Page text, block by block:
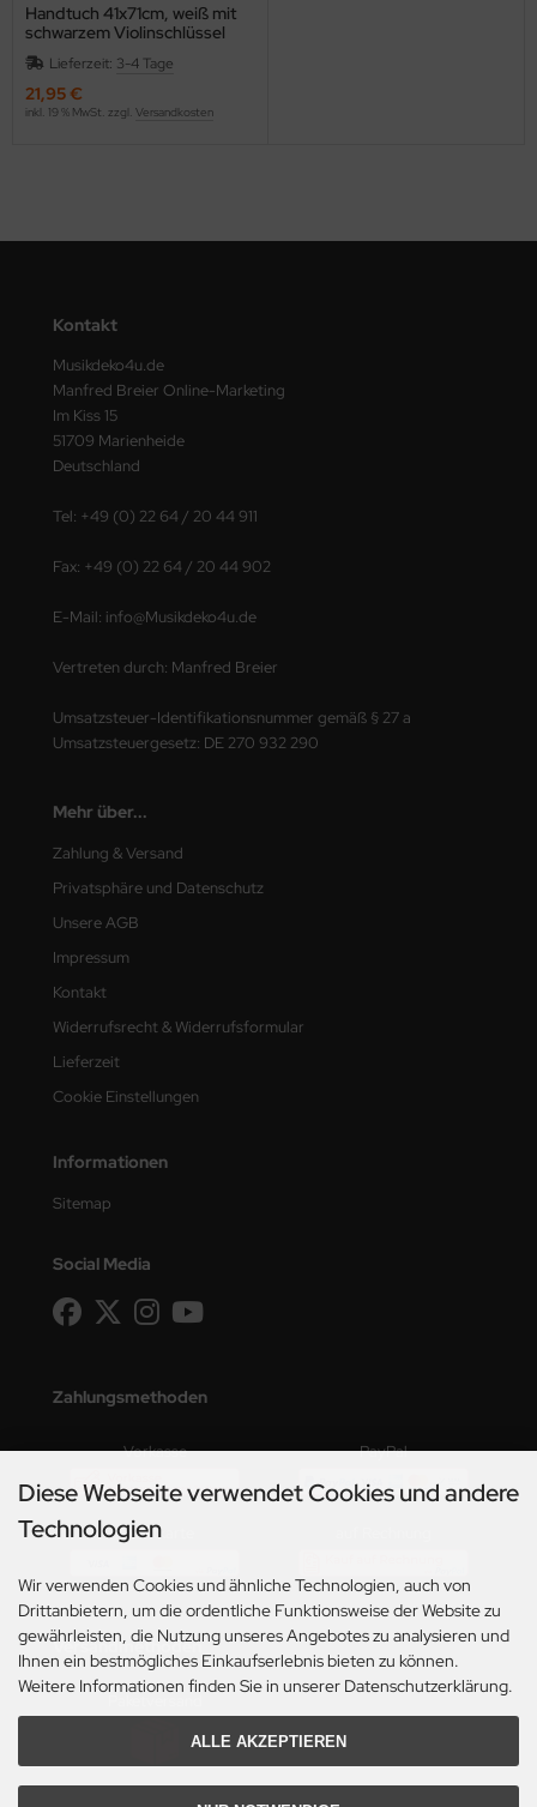
Handtuch 41x71cm, weiß mit
schwarzem Violinschlüssel
bestickt
Lieferzeit: 3-4 Tage
21,95 €
inkl. 19 % MwSt. zzgl. Versandkosten
Kontakt
Musikdeko4u.de
Manfred Breier Online-Marketing
Im Kiss 15
51709 Marienheide
Deutschland
Tel: +49 (0) 22 64 / 20 44 911
Fax: +49 (0) 22 64 / 20 44 902
E-Mail: info@Musikdeko4u.de
Vertreten durch: Manfred Breier
Umsatzsteuer-Identifikationsnummer gemäß § 27 a
Umsatzsteuergesetz: DE 270 932 290
Mehr über...
Zahlung & Versand
Privatsphäre und Datenschutz
Unsere AGB
Impressum
Kontakt
Widerrufsrecht & Widerrufsformular
Lieferzeit
Cookie Einstellungen
Informationen
Sitemap
Social Media
Zahlungsmethoden
Vorkasse PayPal
Kreditkarte
Versandmethoden
Diese Webseite verwendet Cookies und andere
Technologien
Wir verwenden Cookies und ähnliche Technologien, auch von
Drittanbietern, um die ordentliche Funktionsweise der Website zu
gewährleisten, die Nutzung unseres Angebotes zu analysieren und
Ihnen ein bestmögliches Einkaufserlebnis bieten zu können.
Weitere Informationen finden Sie in unserer Datenschutzerklärung.
ALLE AKZEPTIEREN